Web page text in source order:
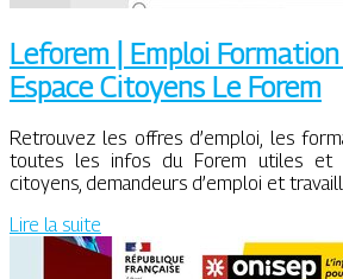
Leforem | Emploi
Espace Citoyens Le Forem
Retrouvez les offres d’emploi, les
toutes les infos du Forem utiles et
citoyens, demandeurs d’emploi et
Lire la suite